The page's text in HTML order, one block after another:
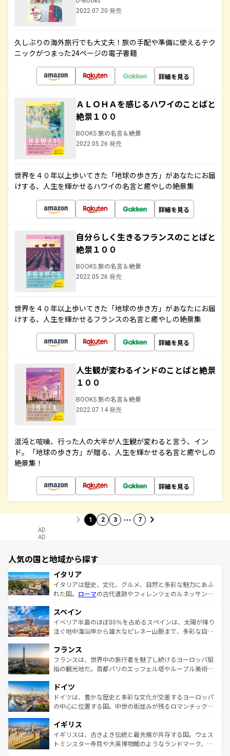
2022.07.20 発売
久しぶりの海外旅行でも大丈夫！旅の手配や準備に使えるテク
ニックがつまった24ページの電子書籍
詳細を見る
ＡＬＯＨＡを感じるハワイのことばと
絶景１００
BOOKS 旅の名言＆絶景
2022.05.26 発売
世界を４０年以上歩いてきた「地球の歩き方」があなたにお届
けする、人生を輝かせるハワイの名言と癒やしの絶景集
詳細を見る
自分らしく生きるフランスのことばと
絶景１００
BOOKS 旅の名言＆絶景
2022.05.26 発売
世界を４０年以上歩いてきた「地球の歩き方」があなたにお届
けする、人生を輝かせるフランスの名言と癒やしの絶景集
詳細を見る
人生観が変わるインドのことばと絶景
１００
BOOKS 旅の名言＆絶景
2022.07.14 発売
混沌と喧噪、行った人の大半が人生観が変わると言う、イン
ド。「地球の歩き方」が贈る、人生を輝かせる名言と癒やしの
絶景集！
詳細を見る
1 2 3 … 7
AD
AD
人気の国と地域から探す
イタリア
イタリアは歴史、文化、グルメ、自然と多彩な魅力にあふ
れた国。 ローマの古代遺跡やフィレンツェのルネッサンス
ろん、トスカーナの美しい田園風景やアマルフィ海岸の絶
景など、自然景観も見逃せない。観光の合間には、本場の
ピザやパスタなど、絶品のイタリア料理を堪能することも
ませてくれるイタリアで、忘れられない旅をしてみよう！
なお、新着のイタリア情報はコンテンツ一覧 を参照してほ
しい。
スペイン
イベリア半島のほぼ80％を占めるスペインは、太陽が降り
注ぐ地中海沿岸から雄大なピレネー山脈まで、多彩な自然
文化が根付くこの国では、情熱的なフラメンコ、熱気あふ
れる闘牛、そして美味しいタパスが生活の一部となってい
る。首都マドリードの洗練された雰囲気や、バルセロナの
の城塞都市、穏やかなビーチリゾートまで多彩な表情を見
せる。地方によって風土や気候が異なるスペインはその個
性で訪れる人を魅了する。 なお、新着のスペイン情報はコ
フランス
フランスは、世界中の旅行者を魅了し続けるヨーロッパ屈
指の観光地だ。首都パリのエッフェル塔やルーブル美術館
で、幅広い魅力が詰まっている。華麗な宮殿、歴史的な大
聖堂、美しいビーチ、そして豊かな自然が、訪れる者を心
から魅了する。また、フランスは美食の国としても知ら
いる。シャンパンの発祥地であるランス、プロヴァンスの
香り高いラベンダー畑など、多彩な楽しみ方が可能だ。さ
らに、パリ以外の地域にも魅力が溢れており、どの街角に
ドイツ
ドイツは、豊かな歴史と多彩な文化が交差するヨーロッパ
の中心に位置する国。中世の街並みが残るロマンチック街
顔を持つこの国は、どこを歩いても飽きることがない。ベ
ルリンの文化的活気、バイエルン州のアルプスの絶景、そ
してライン川沿いのワイン畑といった風景は必見。ビール
イギリス
イギリスは、古きよき伝統と最先端が共存する国。ウェス
トミンスター寺院や大英博物館のようなランドマーク、歴